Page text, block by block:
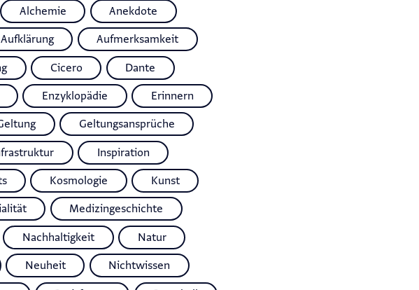
Alchemie Anekdote
Aufklärung Aufmerksamkeit
Cicero Dante
Enzyklopädie Erinnern
Geltungsansprüche
Inspiration
Kosmologie Kunst
Medizingeschichte
Nachhaltigkeit Natur
Neuheit Nichtwissen